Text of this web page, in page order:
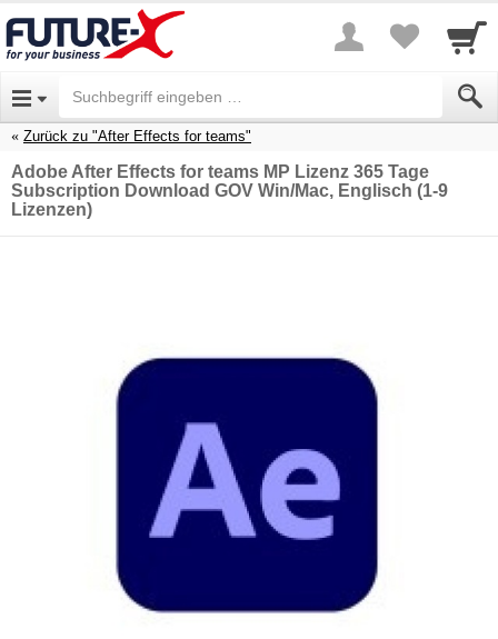
Zurück zu "After Effects for teams"
Adobe After Effects for teams MP Lizenz 365 Tage
Subscription Download GOV Win/Mac, Englisch (1-9
Lizenzen)